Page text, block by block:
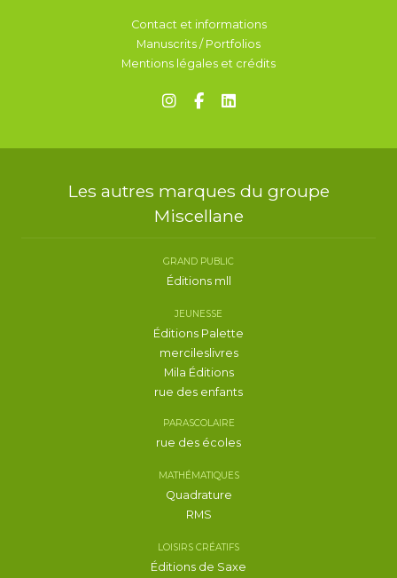
Contact et informations
Manuscrits / Portfolios
Mentions légales et crédits
Les autres marques du groupe
Miscellane
GRAND PUBLIC
Éditions mll
JEUNESSE
Éditions Palette
mercileslivres
Mila Éditions
rue des enfants
PARASCOLAIRE
rue des écoles
MATHÉMATIQUES
Quadrature
RMS
LOISIRS CRÉATIFS
Éditions de Saxe